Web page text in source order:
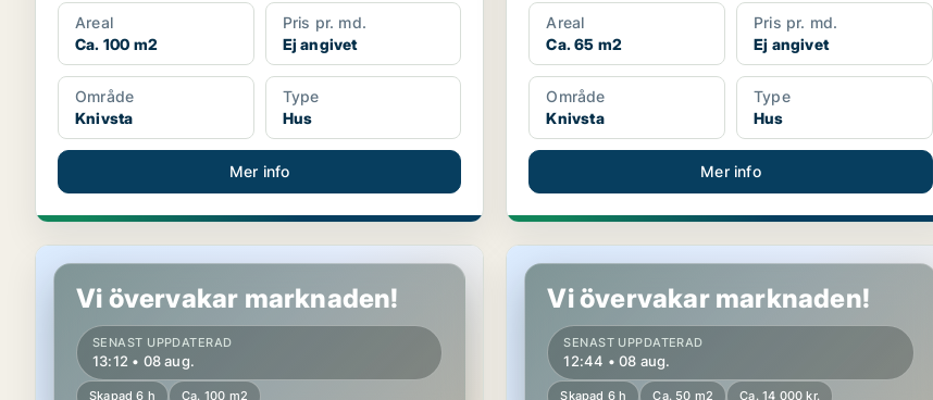
Areal
Ca. 100 m2
Pris pr. md.
Ej angivet
Område
Knivsta
Type
Hus
Mer info
Areal
Ca. 65 m2
Pris pr. md.
Ej angivet
Område
Knivsta
Type
Hus
Mer info
Hus i Uppsala
Vi övervakar marknaden!
SENAST UPPDATERAD
13:12 • 08 aug.
Skapad 6 h Ca. 100 m2
Lägenhet i Uppsala
Vi övervakar marknaden!
SENAST UPPDATERAD
12:44 • 08 aug.
Skapad 6 h Ca. 50 m2 Ca. 14 000 kr.